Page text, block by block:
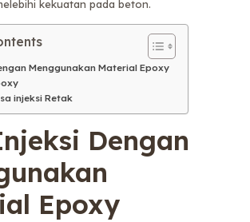
kekuatan pada beton.
Menggunakan Material Epoxy
injeksi Retak
Dengan
Epoxy